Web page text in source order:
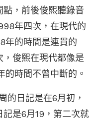
，前後俊熙聽錄音
年四次，在現代的
年的時間是連貫的
俊熙在現代都像是
的時間不曾中斷的。
的日記是在6月初，
是6月19，第二次就